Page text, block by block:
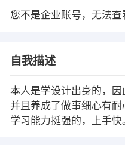
您不是企业账号，无法查
自我描述
本人是学设计出身的，因
并且养成了做事细心有
学习能力挺强的，上手快